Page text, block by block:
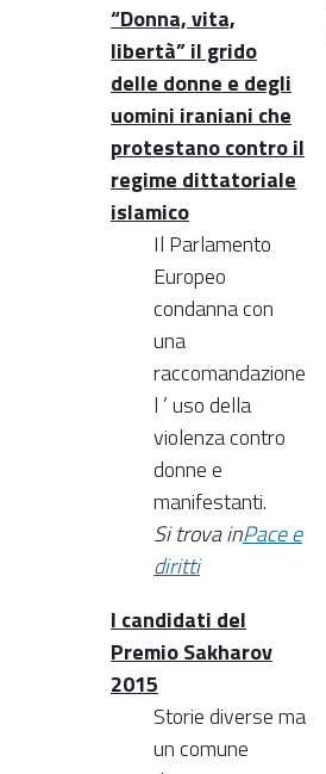
“Donna, vita,
libertà” il grido
delle donne e degli
uomini iraniani che
protestano contro il
regime dittatoriale
islamico
Il Parlamento
Europeo
condanna con
una
raccomandazione
l ’ uso della
violenza contro
donne e
manifestanti.
Si trova inPace e
diritti
I candidati del
Premio Sakharov
2015
Storie diverse ma
un comune